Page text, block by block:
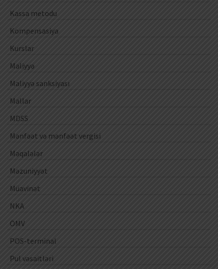
Kassa metodu
Kompensasiya
Kurslar
Maliyyə
Maliyyə sanksiyası
Mallar
MDSS
Mənfəət və mənfəət vergisi
Məqalələr
Məzuniyyət
Müavinət
NKA
ÖMV
POS-terminal
Pul vəsaitləri